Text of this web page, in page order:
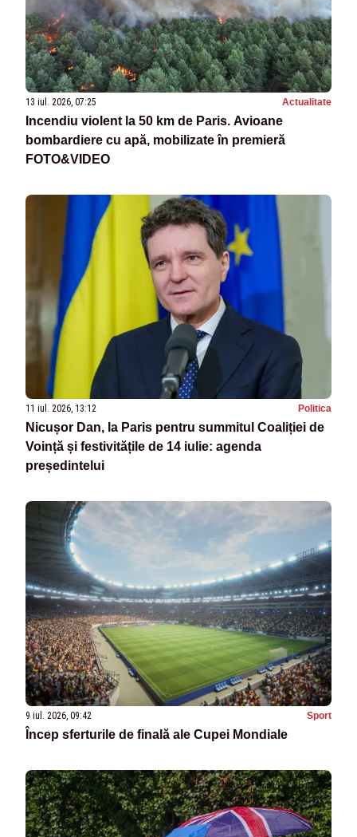
13 iul. 2026, 07:25 Actualitate
Incendiu violent la 50 km de Paris. Avioane
bombardiere cu apă, mobilizate în premieră
FOTO&VIDEO
11 iul. 2026, 13:12 Politica
Nicușor Dan, la Paris pentru summitul Coaliției de
Voință și festivitățile de 14 iulie: agenda
președintelui
9 iul. 2026, 09:42 Sport
Încep sferturile de finală ale Cupei Mondiale